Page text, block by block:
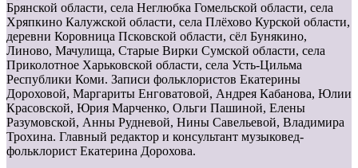
Брянской области, села Неглюбка Гомельской области, села
Хряпкино Калужской области, села Плёхово Курской области,
деревни Коровница Псковской области, сёл Бунякино,
Линово, Мачулища, Старые Вирки Сумской области, села
Приколотное Харьковской области, села Усть-Цильма
Республики Коми. Записи фольклористов Екатерины
Дороховой, Маргариты Енговатовой, Андрея Кабанова, Юлии
Красовской, Юрия Марченко, Ольги Пашиной, Елены
Разумовской, Анны Рудневой, Нины Савельевой, Владимира
Трохина. Главный редактор и консультант музыковед-
фольклорист Екатерина Дорохова.